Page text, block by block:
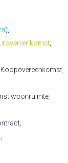
),
woonruimte,